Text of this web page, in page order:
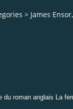
> James
du roman anglais La